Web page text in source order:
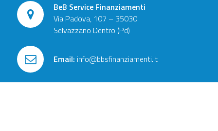
BeB Service Finanziamenti
Via Padova, 107 – 35030
Selvazzano Dentro (Pd)
Email: info@bbsfinanziamenti.it